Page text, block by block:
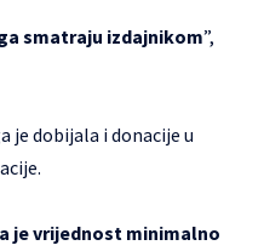
smatraju izdajnikom”,
je dobijala i donacije u
je vrijednost minimalno